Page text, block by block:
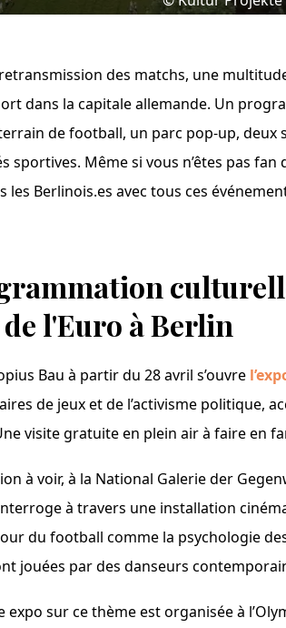
des matchs, une
dans la capitale allemande. Un
de football, un parc pop-up, deux
sportives. Même si vous n’êtes pas
les Berlinois.es avec tous ces
l'Euro à Berlin
Bau à partir du 28 avril s’ouvre
de jeux et de l’activisme politique,
visite gratuite en plein air à faire en
à voir, à la National Galerie der
à travers une installation
du football comme la psychologie
jouées par des danseurs
expo sur ce thème est organisée à